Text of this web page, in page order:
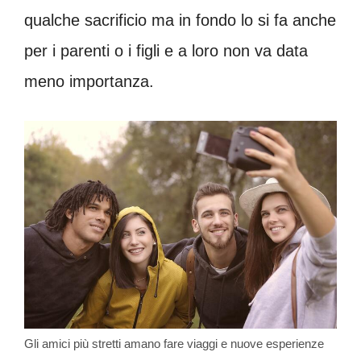
qualche sacrificio ma in fondo lo si fa anche
per i parenti o i figli e a loro non va data
meno importanza.
Gli amici più stretti amano fare viaggi e nuove esperienze